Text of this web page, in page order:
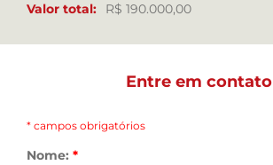
Valor total: R$ 190.000,00
Entre em contato
* campos obrigatórios
Nome: *